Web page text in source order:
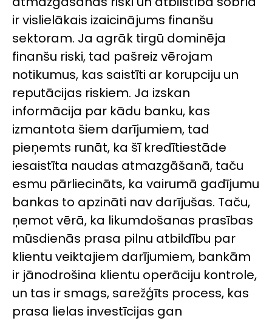
ir vislielākais izaicinājums finanšu
sektoram. Ja agrāk tirgū dominēja
finanšu riski, tad pašreiz vērojam
notikumus, kas saistīti ar korupciju un
reputācijas riskiem. Ja izskan
informācija par kādu banku, kas
izmantota šiem darījumiem, tad
pieņemts runāt, ka šī kredītiestāde
iesaistīta naudas atmazgāšanā, taču
esmu pārliecināts, ka vairumā gadījumu
bankas to apzināti nav darījušas. Taču,
ņemot vērā, ka likumdošanas prasības
mūsdienās prasa pilnu atbildību par
klientu veiktajiem darījumiem, bankām
ir jānodrošina klientu operāciju kontrole,
un tas ir smags, sarežģīts process, kas
prasa lielas investīcijas gan